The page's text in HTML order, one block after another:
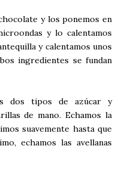
y los ponemos en
y lo calentamos
y calentamos unos
ingredientes se fundan
dos tipos de azúcar y
de mano. Echamos la
suavemente hasta que
echamos las avellanas